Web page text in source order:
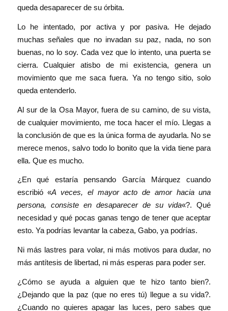
queda desaparecer de su órbita.
Lo he intentado, por activa y por pasiva. He dejado
muchas señales que no invadan su paz, nada, no son
buenas, no lo soy. Cada vez que lo intento, una puerta se
cierra. Cualquier atisbo de mi existencia, genera un
movimiento que me saca fuera. Ya no tengo sitio, solo
queda entenderlo.
Al sur de la Osa Mayor, fuera de su camino, de su vista,
de cualquier movimiento, me toca hacer el mío. Llegas a
la conclusión de que es la única forma de ayudarla. No se
merece menos, salvo todo lo bonito que la vida tiene para
ella. Que es mucho.
¿En qué estaría pensando García Márquez cuando
escribió «A veces, el mayor acto de amor hacia una
persona, consiste en desaparecer de su vida«?. Qué
necesidad y qué pocas ganas tengo de tener que aceptar
esto. Ya podrías levantar la cabeza, Gabo, ya podrías.
Ni más lastres para volar, ni más motivos para dudar, no
más antítesis de libertad, ni más esperas para poder ser.
¿Cómo se ayuda a alguien que te hizo tanto bien?.
¿Dejando que la paz (que no eres tú) llegue a su vida?.
¿Cuando no quieres apagar las luces, pero sabes que